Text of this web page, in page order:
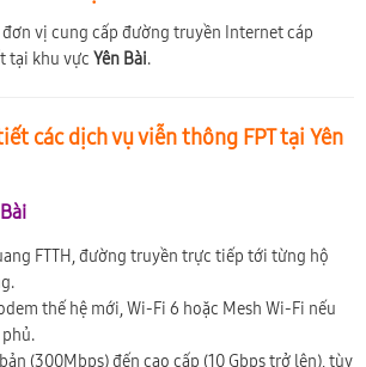
đơn vị cung cấp đường truyền Internet cáp
tại khu vực Yên Bài.
các dịch vụ viễn thông FPT tại Yên
FTTH, đường truyền trực tiếp tới từng hộ
thế hệ mới, Wi-Fi 6 hoặc Mesh Wi-Fi nếu
(300Mbps) đến cao cấp (10 Gbps trở lên), tùy